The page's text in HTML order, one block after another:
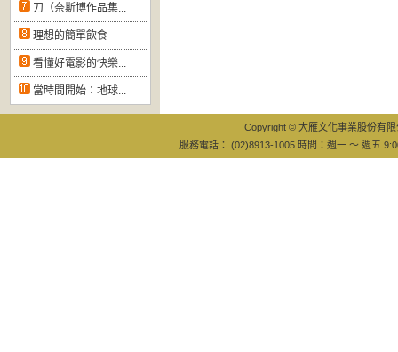
刀（奈斯博作品集...
理想的簡單飲食
看懂好電影的快樂...
當時間開始：地球...
Copyright © 大雁文化事業股份有
服務電話： (02)8913-1005 時間：週一 ～ 週五